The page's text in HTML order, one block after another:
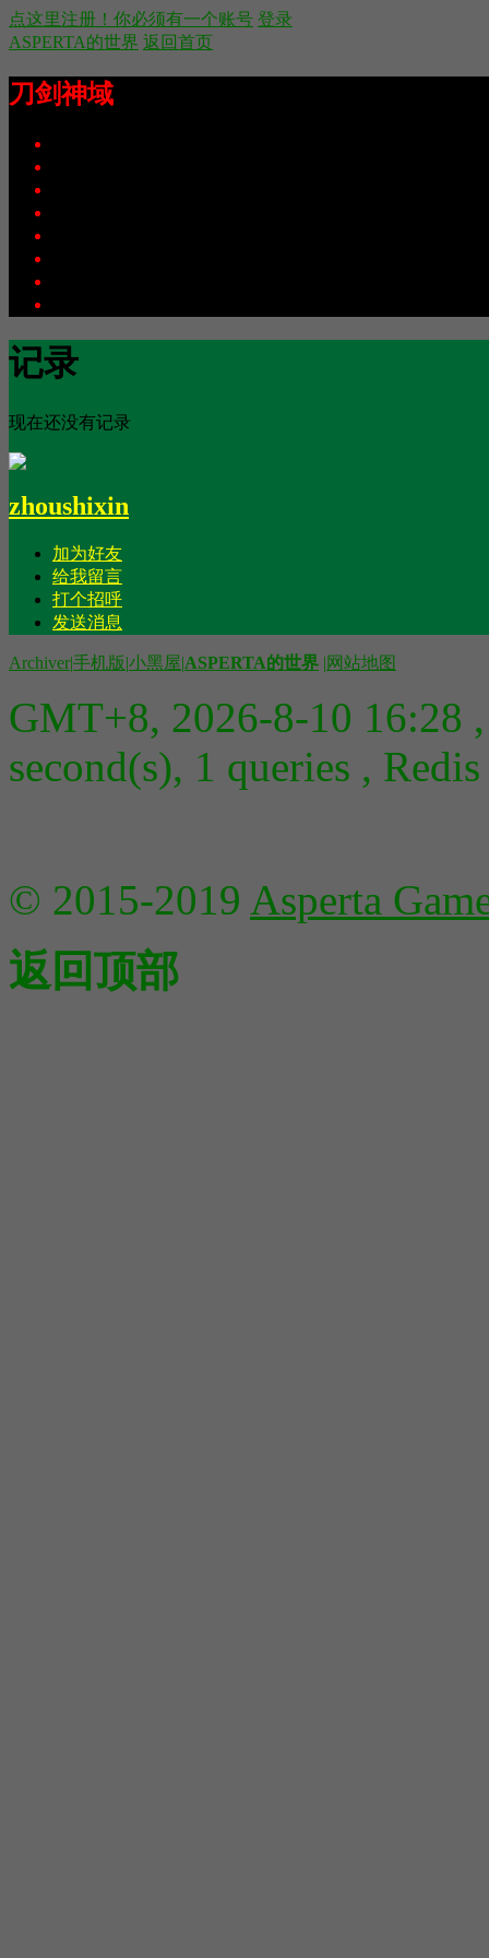
点这里注册！你必须有一个账号 登录
ASPERTA的世界 返回首页
刀剑神域
记录
现在还没有记录
zhoushixin
加为好友
给我留言
打个招呼
发送消息
Archiver|手机版|小黑屋|ASPERTA的世界 |网站地图
GMT+8, 2026-8-10 16:28
second(s), 1 queries ,
© 2015-2019 Asperta
返回顶部